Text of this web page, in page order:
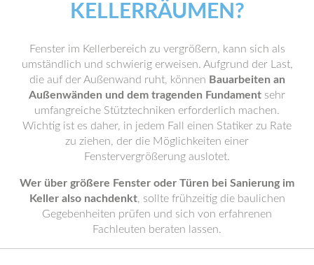
KELLERRÄUMEN?
Fenster im Kellerbereich zu vergrößern, kann sich als
umständlich und schwierig erweisen. Aufgrund der Last,
die auf der Außenwand ruht, können Bauarbeiten an
Außenwänden und dem tragenden Fundament sehr
umfangreiche Stütztechniken erforderlich machen.
Wichtig ist es daher, in jedem Fall einen Statiker zu Rate
zu ziehen, der die Möglichkeiten einer
Fenstervergrößerung auslotet.
Wer über größere Fenster oder Türen bei Sanierung im
Keller also nachdenkt, sollte frühzeitig die baulichen
Gegebenheiten prüfen und sich von erfahrenen
Fachleuten beraten lassen.